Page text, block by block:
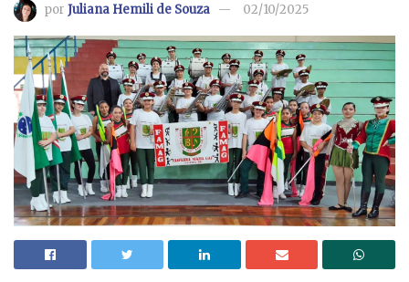
por Juliana Hemili de Souza 02/10/2025